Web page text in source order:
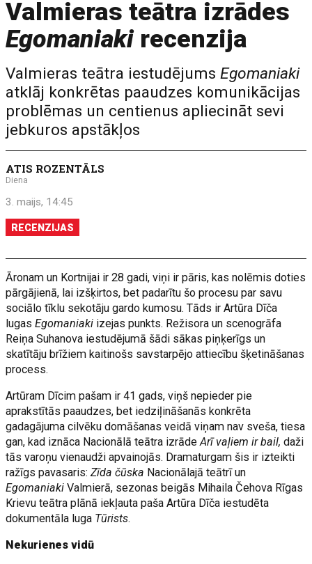
Valmieras teātra izrādes
Egomaniakirecenzija
Valmieras teātra iestudējumsEgomaniaki
atklāj konkrētas paaudzes komunikācijas
problēmas un centienus apliecināt sevi
jebkuros apstākļos
ATIS ROZENTĀLS
Diena
3. maijs, 14:45
RECENZIJAS
Āronam un Kortnijai ir 28 gadi, viņi ir pāris, kas nolēmis doties
pārgājienā, lai izšķirtos, bet padarītu šo procesu par savu
sociālo tīklu sekotāju gardo kumosu. Tāds ir Artūra Dīča
lugasEgomaniaki izejas punkts. Režisora un scenogrāfa
Reiņa Suhanova iestudējumā šādi sākas piņķerīgs un
skatītāju brīžiem kaitinošs savstarpējo attiecību šķetināšanas
process.
Artūram Dīcim pašam ir 41 gads, viņš nepieder pie
aprakstītās paaudzes, bet iedziļināšanās konkrēta
gadagājuma cilvēku domāšanas veidā viņam nav sveša, tiesa
gan, kad iznāca Nacionālā teātra izrādeArī vaļiem ir bail, daži
tās varoņu vienaudži apvainojās. Dramaturgam šis ir izteikti
ražīgs pavasaris:Zīda čūska Nacionālajā teātrī un
EgomaniakiValmierā, sezonas beigās Mihaila Čehova Rīgas
Krievu teātra plānā iekļauta paša Artūra Dīča iestudēta
dokumentāla luga Tūrists.
Nekurienes vidū